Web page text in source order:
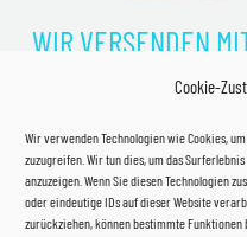
Cookie-
Wir verwenden Technologien wie Cookies,
zuzugreifen. Wir tun dies, um das
anzuzeigen. Wenn Sie diesen Technologien
oder eindeutige IDs auf dieser Website
zurückziehen, können bestimmte
WIR VERSENDEN